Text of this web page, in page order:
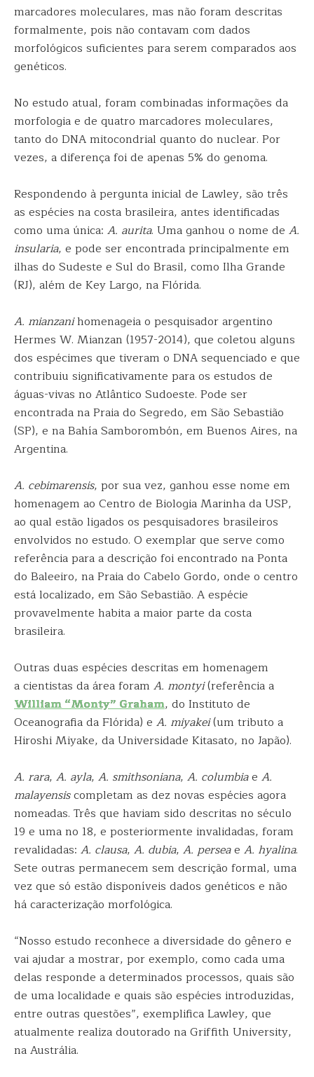
marcadores moleculares, mas não foram descritas
formalmente, pois não contavam com dados
morfológicos suficientes para serem comparados aos
genéticos.
No estudo atual, foram combinadas informações da
morfologia e de quatro marcadores moleculares,
tanto do DNA mitocondrial quanto do nuclear. Por
vezes, a diferença foi de apenas 5% do genoma.
Respondendo à pergunta inicial de Lawley, são três
as espécies na costa brasileira, antes identificadas
como uma única: A. aurita. Uma ganhou o nome de A.
insularia, e pode ser encontrada principalmente em
ilhas do Sudeste e Sul do Brasil, como Ilha Grande
(RJ), além de Key Largo, na Flórida.
A. mianzanihomenageia o pesquisador argentino
Hermes W. Mianzan (1957-2014), que coletou alguns
dos espécimes que tiveram o DNA sequenciado e que
contribuiu significativamente para os estudos de
águas-vivas no Atlântico Sudoeste. Pode ser
encontrada na Praia do Segredo, em São Sebastião
(SP), e na Bahía Samborombón, em Buenos Aires, na
Argentina.
A. cebimarensis, por sua vez, ganhou esse nome em
homenagem ao Centro de Biologia Marinha da USP,
ao qual estão ligados os pesquisadores brasileiros
envolvidos no estudo. O exemplar que serve como
referência para a descrição foi encontrado na Ponta
do Baleeiro, na Praia do Cabelo Gordo, onde o centro
está localizado, em São Sebastião. A espécie
provavelmente habita a maior parte da costa
brasileira.
Outras duas espécies descritas em homenagem
a cientistas da área foram A. montyi(referência a
William “Monty” Graham, do Instituto de
Oceanografia da Flórida) e A. miyakei(um tributo a
Hiroshi Miyake, da Universidade Kitasato, no Japão).
A. rara, A. ayla, A. smithsoniana, A. columbiae A.
malayensiscompletam as dez novas espécies agora
nomeadas. Três que haviam sido descritas no século
19 e uma no 18, e posteriormente invalidadas, foram
revalidadas: A. clausa, A. dubia, A. perseae A. hyalina.
Sete outras permanecem sem descrição formal, uma
vez que só estão disponíveis dados genéticos e não
há caracterização morfológica.
“Nosso estudo reconhece a diversidade do gênero e
vai ajudar a mostrar, por exemplo, como cada uma
delas responde a determinados processos, quais são
de uma localidade e quais são espécies introduzidas,
entre outras questões”, exemplifica Lawley, que
atualmente realiza doutorado na Griffith University,
na Austrália.